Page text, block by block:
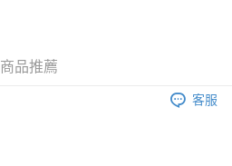
商品推薦
客服